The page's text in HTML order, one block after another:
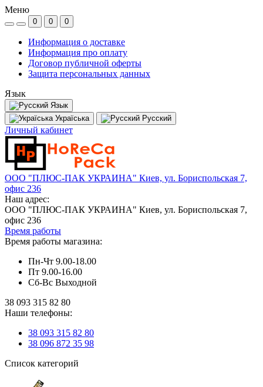
Меню
0 0 0
Информация о доставке
Информация про оплату
Договор публичной оферты
Защита персональных данных
Язык
Язык
Україська
Русский
Личный кабинет
ООО "ПЛЮС-ПАК УКРАИНА" Киев, ул. Бориспольская 7,
офис 236
Наш адрес:
ООО "ПЛЮС-ПАК УКРАИНА" Киев, ул. Бориспольская 7,
офис 236
Время работы
Время работы магазина:
Пн-Чт 9.00-18.00
Пт 9.00-16.00
Сб-Вс Выходной
38 093 315 82 80
Наши телефоны:
38 093 315 82 80
38 096 872 35 98
Список категорий